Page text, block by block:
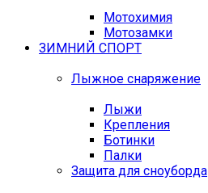
Мотохимия
Мотозамки
ЗИМНИЙ СПОРТ
Лыжное снаряжение
Лыжи
Крепления
Ботинки
Палки
Защита для сноуборда